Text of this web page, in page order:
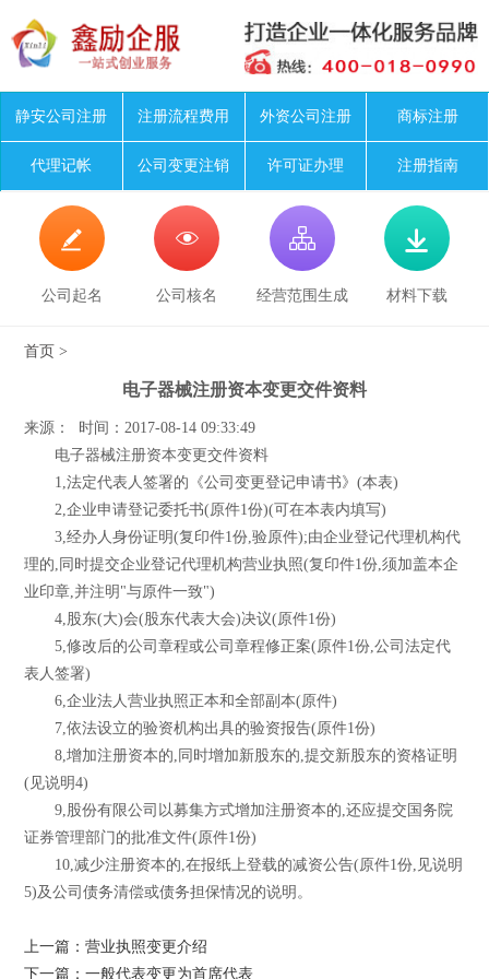
静安公司注册 注册流程费用 外资公司注册 商标注册
代理记帐 公司变更注销 许可证办理 注册指南

公司起名

公司核名

经营范围生成

材料下载
首页 >
电子器械注册资本变更交件资料
来源： 时间：2017-08-14 09:33:49
电子器械注册资本变更交件资料
1,法定代表人签署的《公司变更登记申请书》(本表)
2,企业申请登记委托书(原件1份)(可在本表内填写)
3,经办人身份证明(复印件1份,验原件);由企业登记代理机构代
理的,同时提交企业登记代理机构营业执照(复印件1份,须加盖本企
业印章,并注明"与原件一致")
4,股东(大)会(股东代表大会)决议(原件1份)
5,修改后的公司章程或公司章程修正案(原件1份,公司法定代
表人签署)
6,企业法人营业执照正本和全部副本(原件)
7,依法设立的验资机构出具的验资报告(原件1份)
8,增加注册资本的,同时增加新股东的,提交新股东的资格证明
(见说明4)
9,股份有限公司以募集方式增加注册资本的,还应提交国务院
证券管理部门的批准文件(原件1份)
10,减少注册资本的,在报纸上登载的减资公告(原件1份,见说明
5)及公司债务清偿或债务担保情况的说明。
上一篇：营业执照变更介绍
下一篇：一般代表变更为首席代表